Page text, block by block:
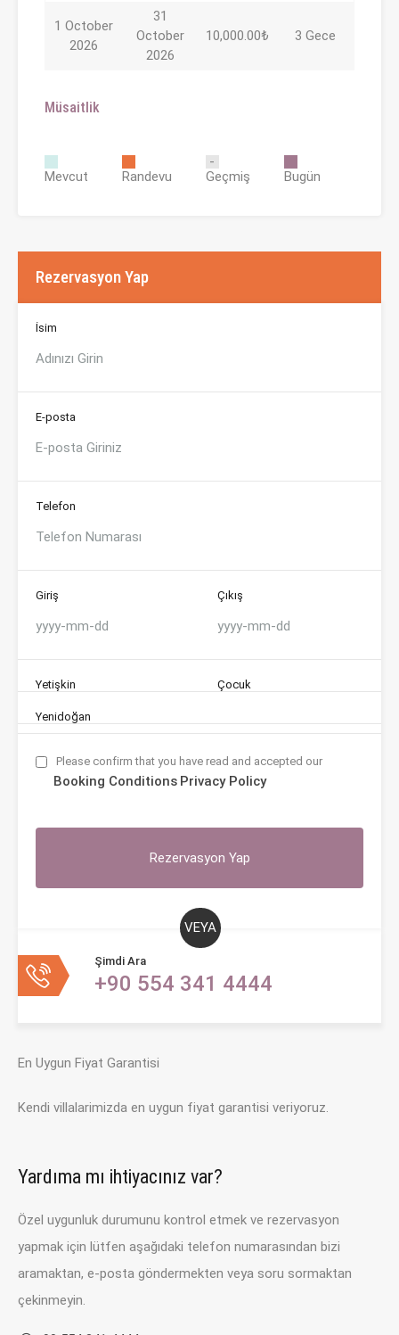
1 October
2026
31
October
2026
10,000.00₺ 3 Gece
Müsaitlik
Mevcut Randevu Geçmiş Bugün
Rezervasyon Yap
İsim
E-posta
Telefon
Giriş Çıkış
Yetişkin Çocuk
Yenidoğan
Please confirm that you have read and accepted our
Booking Conditions Privacy Policy
VEYA
Şimdi Ara
+90 554 341 4444
En Uygun Fiyat Garantisi
Kendi villalarimizda en uygun fiyat garantisi veriyoruz.
Yardıma mı ihtiyacınız var?
Özel uygunluk durumunu kontrol etmek ve rezervasyon
yapmak için lütfen aşağıdaki telefon numarasından bizi
aramaktan, e-posta göndermekten veya soru sormaktan
çekinmeyin.